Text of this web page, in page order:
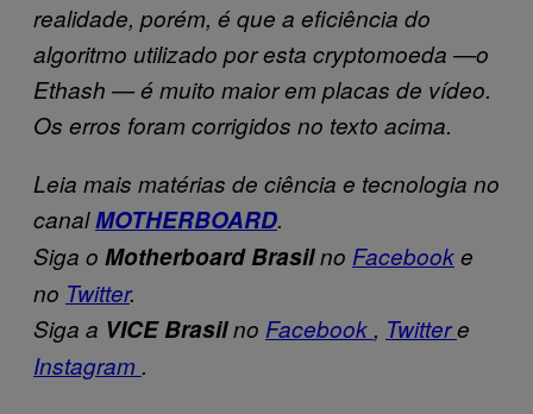
realidade, porém, é que a eficiência do
algoritmo utilizado por esta cryptomoeda —o
Ethash — é muito maior em placas de vídeo.
Os erros foram corrigidos no texto acima.
Leia mais matérias de ciência e tecnologia no
canalMOTHERBOARD.
Siga o Motherboard Brasilno Facebooke
no Twitter.
Siga a VICE Brasilno Facebook , Twittere
Instagram .